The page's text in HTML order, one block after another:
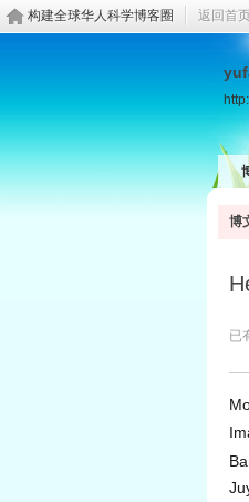
构建全球华人科学博客圈 返回首
博
已